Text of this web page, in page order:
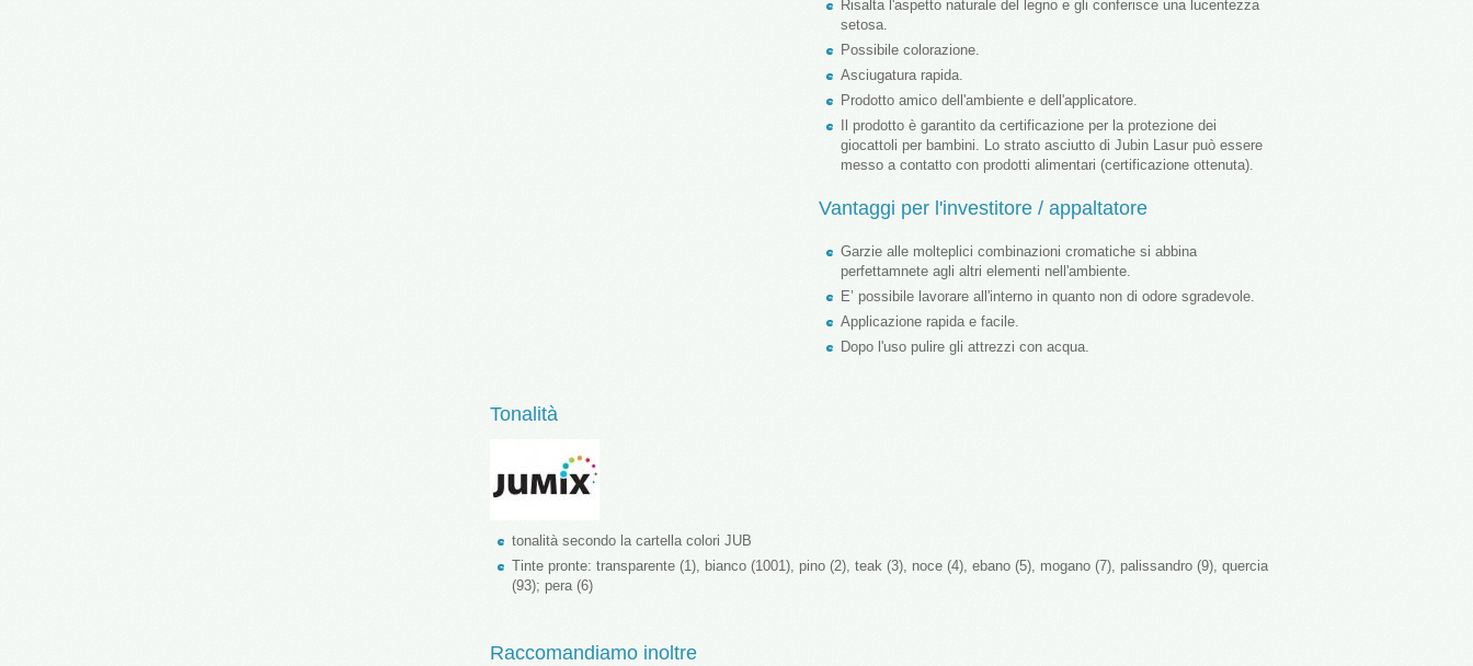
Risalta l'aspetto naturale del legno e gli conferisce una lucentezza
setosa.
Possibile colorazione.
Asciugatura rapida.
Prodotto amico dell'ambiente e dell'applicatore.
Il prodotto è garantito da certificazione per la protezione dei
giocattoli per bambini. Lo strato asciutto di Jubin Lasur può essere
messo a contatto con prodotti alimentari (certificazione ottenuta).
Vantaggi per l'investitore / appaltatore
Garzie alle molteplici combinazioni cromatiche si abbina
perfettamnete agli altri elementi nell'ambiente.
E’ possibile lavorare all'interno in quanto non di odore sgradevole.
Applicazione rapida e facile.
Dopo l'uso pulire gli attrezzi con acqua.
Tonalità
tonalità secondo la cartella colori JUB
Tinte pronte: transparente (1), bianco (1001), pino (2), teak (3), noce (4), ebano (5), mogano (7), palissandro (9), quercia
(93); pera (6)
Raccomandiamo inoltre